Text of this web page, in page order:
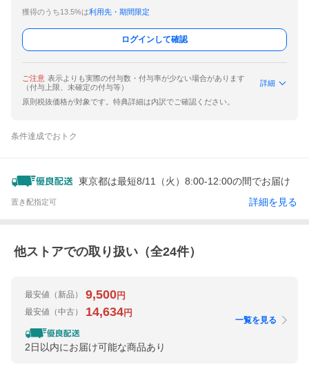
獲得のうち13.5%は利用先・期間限定
ログインして確認
ご注意 表示よりも実際の付与数・付与率が少ない場合があります
（付与上限、未確定の付与等）
詳細
原則税抜価格が対象です。特典詳細は内訳でご確認ください。
条件達成でおトク
東京都は最短8/11（火）8:00-12:00の間でお届け
置き配指定可 詳細を見る
他ストアでの取り扱い（全24件）
最安値 （新品） 9,500円
最安値 （中古） 14,634円
2日以内にお届け可能な商品あり
一覧を見る